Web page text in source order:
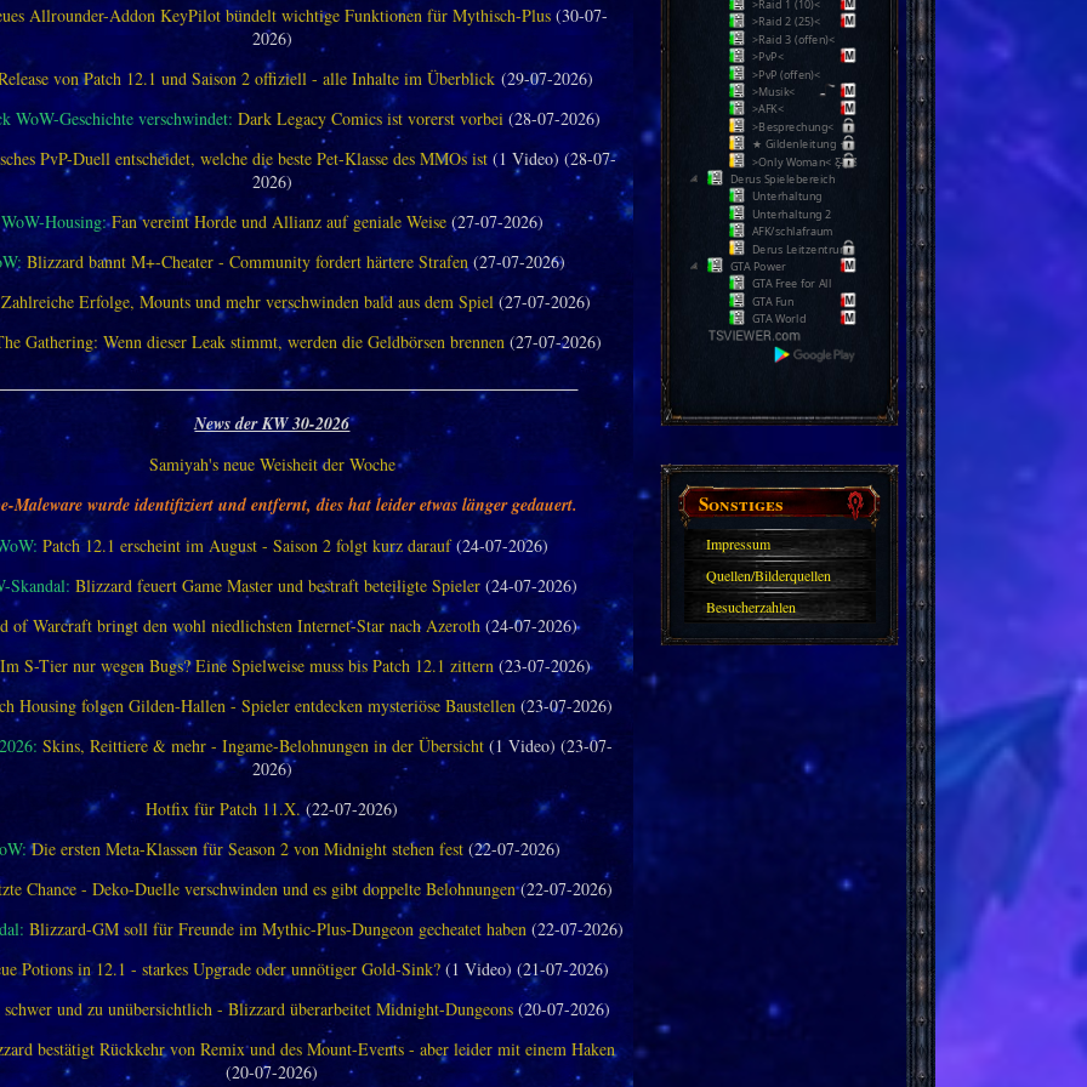
>Raid 1 (10)<
>Raid 2 (25)<
>Raid 3 (offen)<
>PvP<
>PvP (offen)<
>Musik<
>AFK<
>Besprechung<
★ Gildenleitung ★
>Only Woman< Ƹ̵̡Ӝ̵̨̄Ʒ
Derus Spielebereich
Unterhaltung
Unterhaltung 2
AFK/schlafraum
Derus Leitzentrum
GTA Power
GTA Free for All
GTA Fun
GTA World
Sonstiges
Impressum
Quellen/Bilderquellen
Besucherzahlen
Allrounder-Addon KeyPilot bündelt wichtige Funktionen für Mythisch-Plus (30-07-
2026)
von Patch 12.1 und Saison 2 offiziell - alle Inhalte im Überblick (29-07-2026)
WoW-Geschichte verschwindet: Dark Legacy Comics ist vorerst vorbei (28-07-2026)
PvP-Duell entscheidet, welche die beste Pet-Klasse des MMOs ist(1 Video) (28-07-
2026)
WoW-Housing: Fan vereint Horde und Allianz auf geniale Weise(27-07-2026)
Blizzard bannt M+-Cheater - Community fordert härtere Strafen (27-07-2026)
Zahlreiche Erfolge, Mounts und mehr verschwinden bald aus dem Spiel (27-07-2026)
Gathering: Wenn dieser Leak stimmt, werden die Geldbörsen brennen (27-07-2026)
News der KW 30-2026
Samiyah's neue Weisheit der Woche
Maleware wurde identifiziert und entfernt, dies hat leider etwas länger gedauert.
Patch 12.1 erscheint im August - Saison 2 folgt kurz darauf(24-07-2026)
Skandal: Blizzard feuert Game Master und bestraft beteiligte Spieler(24-07-2026)
of Warcraft bringt den wohl niedlichsten Internet-Star nach Azeroth (24-07-2026)
Im S-Tier nur wegen Bugs? Eine Spielweise muss bis Patch 12.1 zittern (23-07-2026)
Housing folgen Gilden-Hallen - Spieler entdecken mysteriöse Baustellen (23-07-2026)
Skins, Reittiere & mehr - Ingame-Belohnungen in der Übersicht (1 Video) (23-07-
2026)
Hotfix für Patch 11.X. (22-07-2026)
Die ersten Meta-Klassen für Season 2 von Midnight stehen fest(22-07-2026)
Chance - Deko-Duelle verschwinden und es gibt doppelte Belohnungen(22-07-2026)
Blizzard-GM soll für Freunde im Mythic-Plus-Dungeon gecheatet haben (22-07-2026)
Potions in 12.1 - starkes Upgrade oder unnötiger Gold-Sink? (1 Video) (21-07-2026)
und zu unübersichtlich - Blizzard überarbeitet Midnight-Dungeons (20-07-2026)
bestätigt Rückkehr von Remix und des Mount-Events - aber leider mit einem Haken
(20-07-2026)